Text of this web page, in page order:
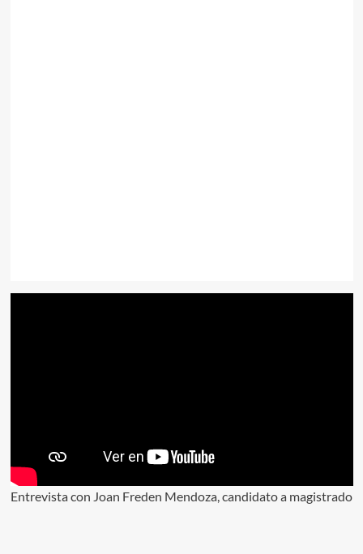
Entrevista con Joan Freden Mendoza, candidato a magistrado